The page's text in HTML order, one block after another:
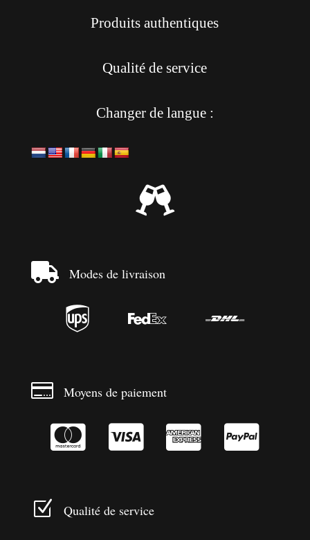
Produits authentiques
Qualité de service
Changer de langue :

 Modes de livraison
  
 Moyens de paiement
   
Z Qualité de service